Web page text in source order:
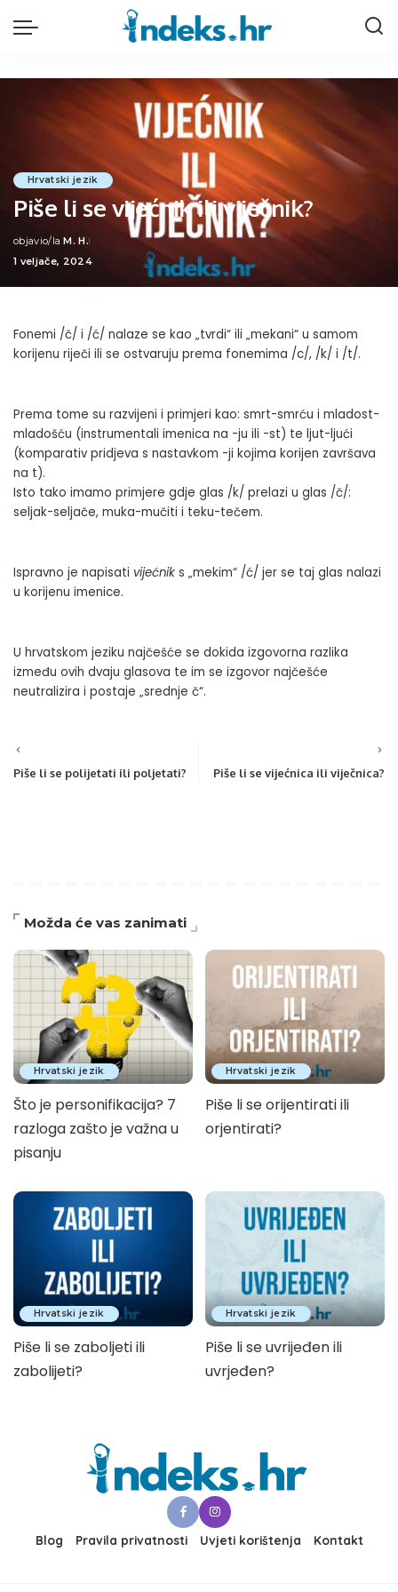
Hrvatski jezik
Piše li se vijećnik ili viječnik?
Posted
by
objavio/la M. H.
1 veljače, 2024
Fonemi /č/ i /ć/ nalaze se kao „tvrdi“ ili „mekani“ u samom
korijenu riječi ili se ostvaruju prema fonemima /c/, /k/ i /t/.
Prema tome su razvijeni i primjeri kao: smrt-smrću i mladost-
mladošću (instrumentali imenica na -ju ili -st) te ljut-ljući
(komparativ pridjeva s nastavkom -ji kojima korijen završava
na t).
Isto tako imamo primjere gdje glas /k/ prelazi u glas /č/:
seljak-seljače, muka-mučiti i teku-tečem.
Ispravno je napisati vijećnik s „mekim“ /ć/ jer se taj glas nalazi
u korijenu imenice.
U hrvatskom jeziku najčešće se dokida izgovorna razlika
između ovih dvaju glasova te im se izgovor najčešće
neutralizira i postaje „srednje č“.
Piše li se polijetati ili poljetati? Piše li se vijećnica ili viječnica?
Možda će vas zanimati
Hrvatski jezik
Što je personifikacija? 7
razloga zašto je važna u
pisanju
Hrvatski jezik
Piše li se orijentirati ili
orjentirati?
Hrvatski jezik
Piše li se zaboljeti ili
zabolijeti?
Hrvatski jezik
Piše li se uvrijeđen ili
uvrjeđen?
Blog Pravila privatnosti Uvjeti korištenja Kontakt